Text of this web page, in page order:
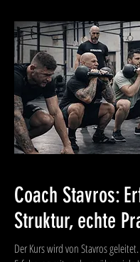
Coach Stavros:
Struktur, echte
Der Kurs wird von Stavros